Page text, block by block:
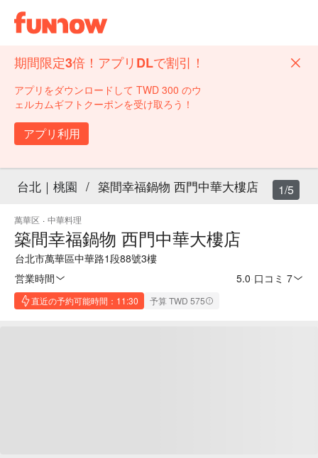
期間限定3倍！アプリDLで割引！
アプリをダウンロードして TWD 300 のウ
ェルカムギフトクーポンを受け取ろう！
アプリ利用
台北｜桃園 / 築間幸福鍋物 西門中華大樓店
萬華区 · 中華料理
築間幸福鍋物 西門中華大樓店
台北市萬華區中華路1段88號3樓
営業時間
5.0 口コミ 7
直近の予約可能時間：11:30 予算 TWD 575
1/5